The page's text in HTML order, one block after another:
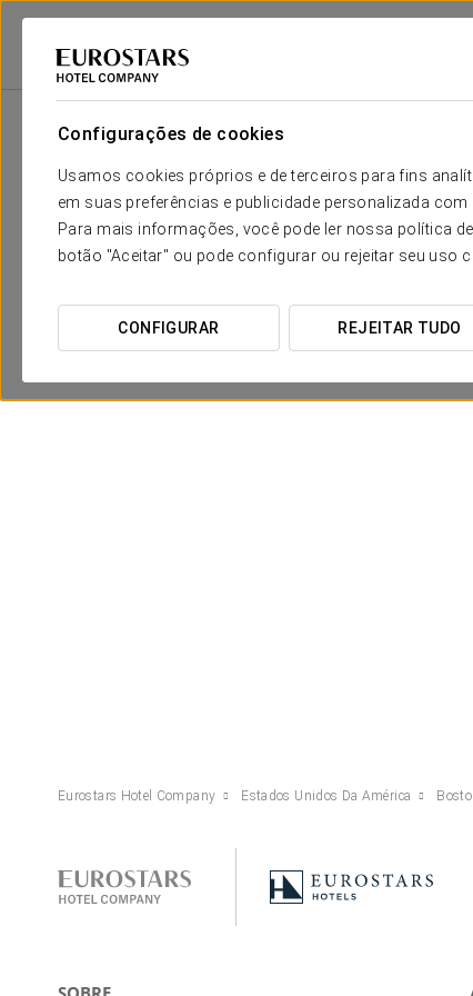
Configurações de cookies
Usamos cookies próprios e de terceiros para fins
em suas preferências e publicidade personalizada
Para mais informações, você pode ler nossa política
botão "Aceitar" ou pode configurar ou rejeitar seu uso
CONFIGURAR REJEITAR TUDO
Eurostars Hotel Company
15% de desconto na sua próxima
estadia
Eurostars Hotel Company Estados Unidos Da América